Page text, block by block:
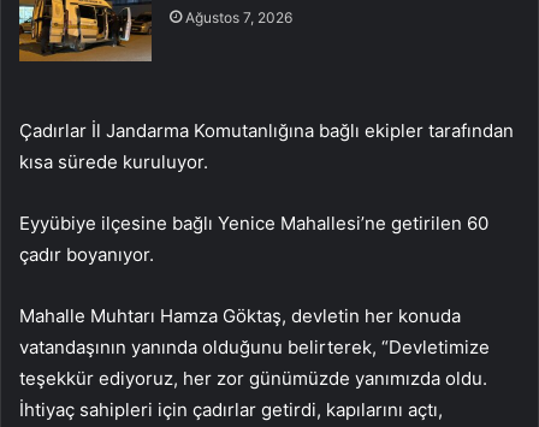
Ağustos 7, 2026
Çadırlar İl Jandarma Komutanlığına bağlı ekipler tarafından
kısa sürede kuruluyor.
Eyyübiye ilçesine bağlı Yenice Mahallesi’ne getirilen 60
çadır boyanıyor.
Mahalle Muhtarı Hamza Göktaş, devletin her konuda
vatandaşının yanında olduğunu belirterek, “Devletimize
teşekkür ediyoruz, her zor günümüzde yanımızda oldu.
İhtiyaç sahipleri için çadırlar getirdi, kapılarını açtı,